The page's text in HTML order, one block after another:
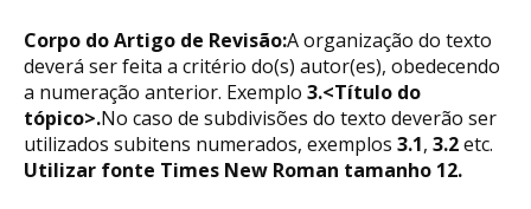
Corpo do Artigo de Revisão:A organização do texto
deverá ser feita a critério do(s) autor(es), obedecendo
a numeração anterior. Exemplo 3.<Título do
tópico>.No caso de subdivisões do texto deverão ser
utilizados subitens numerados, exemplos 3.1, 3.2etc.
Utilizar fonte Times New Roman tamanho 12.